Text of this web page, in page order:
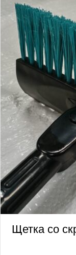
Щетка со